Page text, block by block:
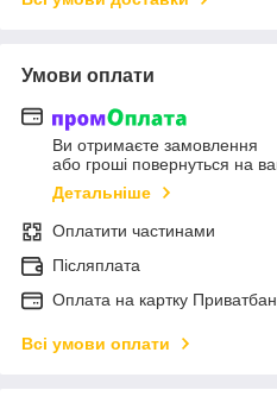
Умови оплати
Ви отримаєте замовлення
або гроші повернуться на
Детальніше
Оплатити частинами
Післяплата
Оплата на картку
Всі умови оплати